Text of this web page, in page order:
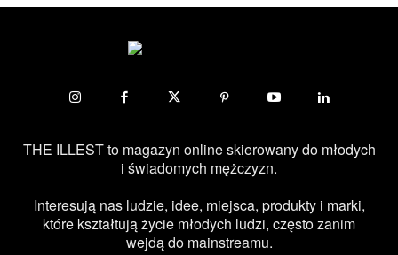
THE ILLEST to magazyn online skierowany do młodych
i świadomych mężczyzn.
Interesują nas ludzie, idee, miejsca, produkty i marki,
które kształtują życie młodych ludzi, często zanim
wejdą do mainstreamu.